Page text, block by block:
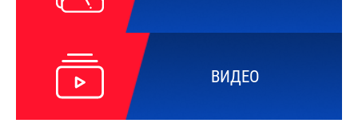
ВИДЕО